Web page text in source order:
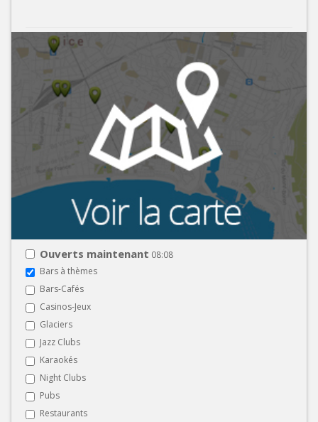
Ouverts maintenant 08:08
Bars à thèmes
Bars-Cafés
Casinos-Jeux
Glaciers
Jazz Clubs
Karaokés
Night Clubs
Pubs
Restaurants